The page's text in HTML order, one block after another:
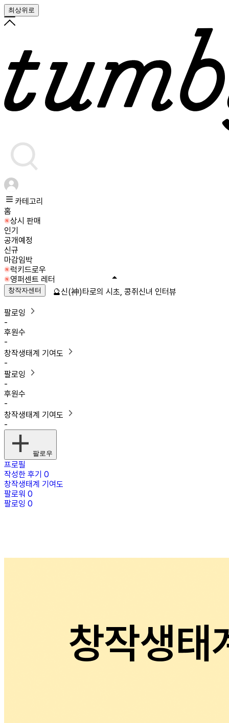
최상위로
카테고리
홈
상시 판매
인기
공개예정
신규
마감임박
럭키드로우
영퍼센트 레터
창작자센터
팔로잉
-
후원수
-
창작생태계 기여도
-
팔로잉
-
후원수
-
창작생태계 기여도
-
팔로우
프로필
작성한 후기 0
창작생태계 기여도
팔로워 0
팔로잉 0
🔮신(神)타로의 시초, 콩쥐신녀 인터뷰